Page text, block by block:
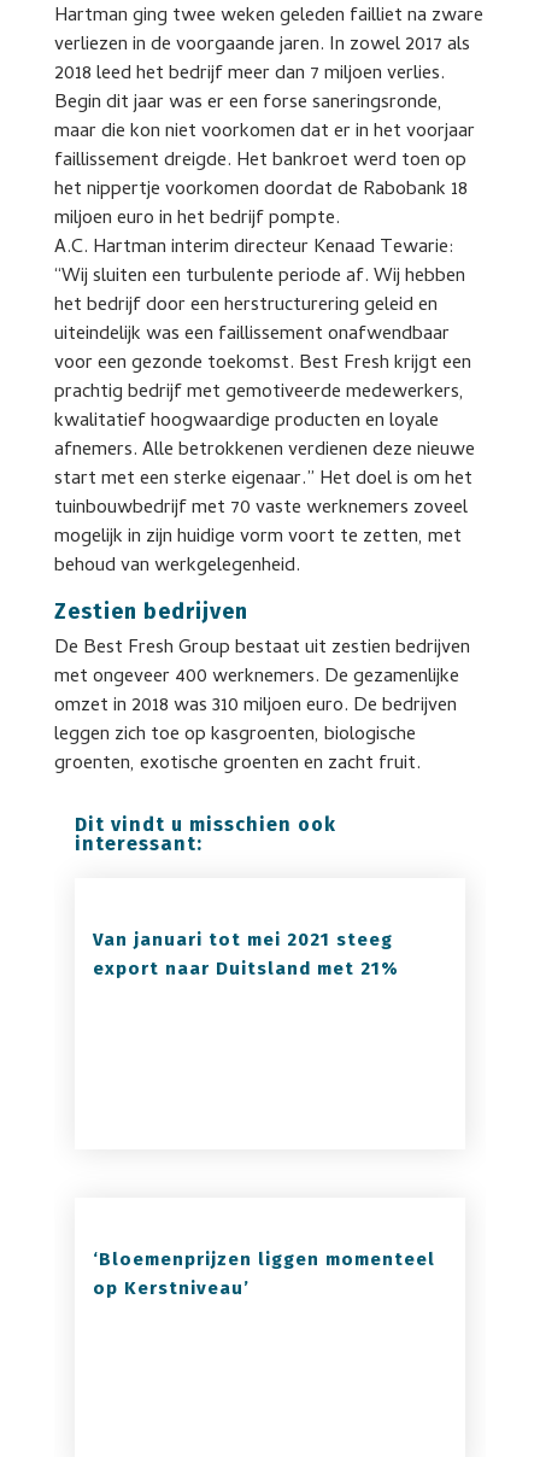
Hartman ging twee weken geleden failliet na zware
verliezen in de voorgaande jaren. In zowel 2017 als
2018 leed het bedrijf meer dan 7 miljoen verlies.
Begin dit jaar was er een forse saneringsronde,
maar die kon niet voorkomen dat er in het voorjaar
faillissement dreigde. Het bankroet werd toen op
het nippertje voorkomen doordat de Rabobank 18
miljoen euro in het bedrijf pompte.
A.C. Hartman interim directeur Kenaad Tewarie:
“Wij sluiten een turbulente periode af. Wij hebben
het bedrijf door een herstructurering geleid en
uiteindelijk was een faillissement onafwendbaar
voor een gezonde toekomst. Best Fresh krijgt een
prachtig bedrijf met gemotiveerde medewerkers,
kwalitatief hoogwaardige producten en loyale
afnemers. Alle betrokkenen verdienen deze nieuwe
start met een sterke eigenaar.” Het doel is om het
tuinbouwbedrijf met 70 vaste werknemers zoveel
mogelijk in zijn huidige vorm voort te zetten, met
behoud van werkgelegenheid.
Zestien bedrijven
De Best Fresh Group bestaat uit zestien bedrijven
met ongeveer 400 werknemers. De gezamenlijke
omzet in 2018 was 310 miljoen euro. De bedrijven
leggen zich toe op kasgroenten, biologische
groenten, exotische groenten en zacht fruit.
Dit vindt u misschien ook
interessant:
Van januari tot mei 2021 steeg
export naar Duitsland met 21%
‘Bloemenprijzen liggen momenteel
op Kerstniveau’